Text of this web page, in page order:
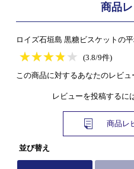
商品
ロイズ石垣島 黒糖ビスケットの
★★★★★
★★★★★
(3.8/9件)
この商品に対するあなたのレビュ
レビューを投稿するに
商品レ
並び替え